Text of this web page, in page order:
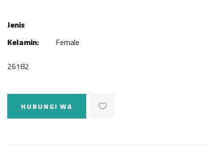
Jenis
Kelamin:
Female
26182
HUBUNGI WA